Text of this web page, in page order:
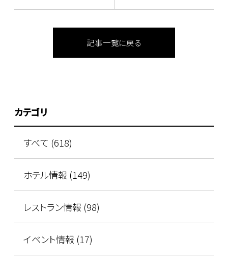
記事一覧に戻る
カテゴリ
すべて (618)
ホテル情報 (149)
レストラン情報 (98)
イベント情報 (17)